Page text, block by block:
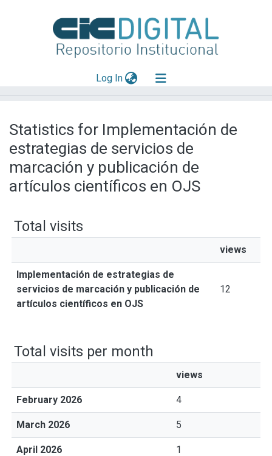
Log In(current)
Mas información
Aportar material
Statistics for Implementación de
estrategias de servicios de
marcación y publicación de
artículos científicos en OJS
Total visits
views
Implementación de estrategias de
servicios de marcación y publicación de
artículos científicos en OJS
12
Total visits per month
views
February 2026 4
March 2026 5
April 2026 1